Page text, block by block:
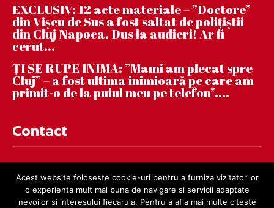
EXCLUSIV: 12 acte materiale – ”Doctore”
din Vișeu de Sus a fost saltat de polițiștii
din Cluj Napoca. Dus la audieri! Ar fi
cerut...
ȚI SE RUPE INIMA: ”Mami am plecat spre
Cluj” – a fost ultima inimioară pe care am
primit-o de la puiul meu pe telefon”....
Contact
Acest website foloseste cookie-uri pentru a furniza vizitatorilor
o experienta mult mai buna de navigare si servicii adaptate
nevoilor si interesului fiecaruia. Pentru a afla mai multe citeste